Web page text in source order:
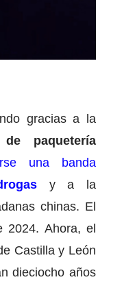
gracias a la
paquetería
una banda
y a la
chinas. El
2024. Ahora, el
Castilla y León
dieciocho años